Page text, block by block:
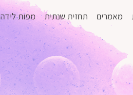
מאמרים תחזית שנתית מפות לידה